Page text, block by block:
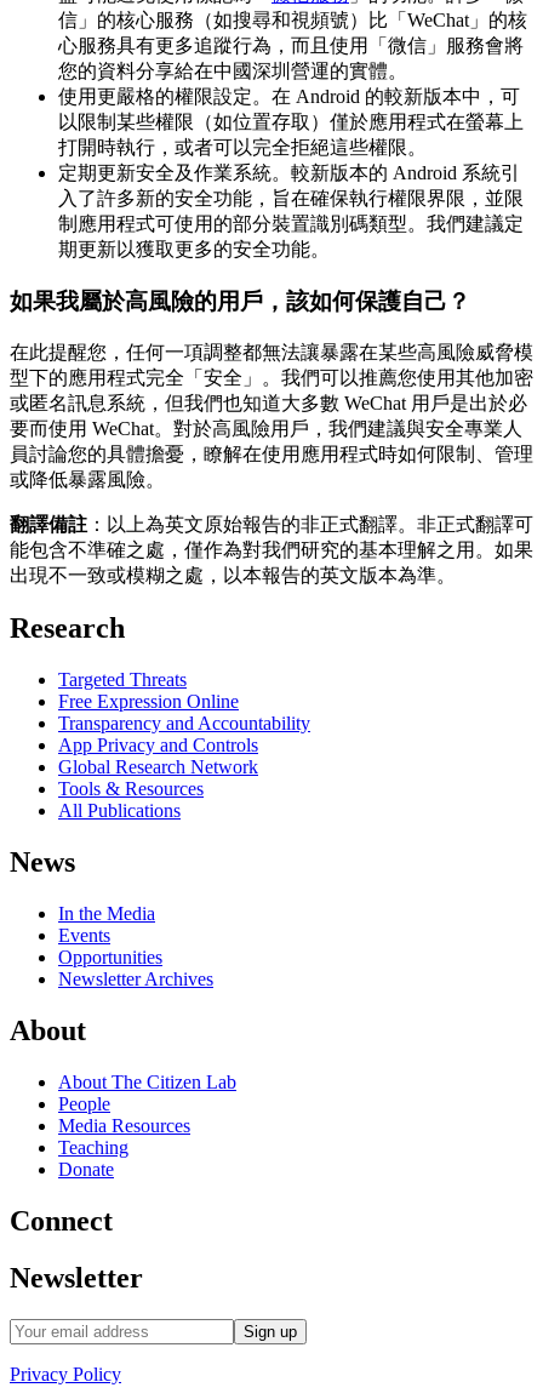
信」的核心服務（如搜尋和視頻號）比「WeChat」的核
心服務具有更多追蹤行為，而且使用「微信」服務會將
您的資料分享給在中國深圳營運的實體。
使用更嚴格的權限設定。在 Android 的較新版本中，可
以限制某些權限（如位置存取）僅於應用程式在螢幕上
打開時執行，或者可以完全拒絕這些權限。
定期更新安全及作業系統。較新版本的 Android 系統引
入了許多新的安全功能，旨在確保執行權限界限，並限
制應用程式可使用的部分裝置識別碼類型。我們建議定
期更新以獲取更多的安全功能。
如果我屬於高風險的用戶，該如何保護自己？
在此提醒您，任何一項調整都無法讓暴露在某些高風險威脅模
型下的應用程式完全「安全」。我們可以推薦您使用其他加密
或匿名訊息系統，但我們也知道大多數 WeChat 用戶是出於必
要而使用 WeChat。對於高風險用戶，我們建議與安全專業人
員討論您的具體擔憂，瞭解在使用應用程式時如何限制、管理
或降低暴露風險。
翻譯備註 ：以上為英文原始報告的非正式翻譯。非正式翻譯可
能包含不準確之處，僅作為對我們研究的基本理解之用。如果
出現不一致或模糊之處，以本報告的英文版本為準。
Research
Targeted Threats
Free Expression Online
Transparency and Accountability
App Privacy and Controls
Global Research Network
Tools & Resources
All Publications
News
In the Media
Events
Opportunities
Newsletter Archives
About
About The Citizen Lab
People
Media Resources
Teaching
Donate
Connect
Newsletter
Privacy Policy